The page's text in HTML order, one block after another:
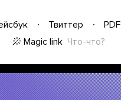
Твиттер
PDF
Magic link Что-что?